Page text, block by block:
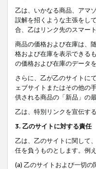
乙は、いかなる商品、アマ
誤解を招くような主張をし
合、乙はリンク先のスマー
商品の価格および在庫は、
格および在庫を表示できる
の価格および在庫のデータを
さらに、乙が乙のサイトに
ェブサイトまたはその他の
供される商品の「新品」の
乙は、特別リンクを宣伝す
3. 乙のサイトに対する責任
乙は、乙のサイトに関して
任を負うものとします。例
(a) 乙のサイトおよび一切の